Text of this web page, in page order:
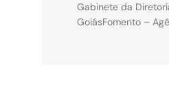
Gabinete da
GoiásFomento –